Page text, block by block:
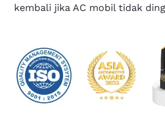
kembali jika AC mobil tidak